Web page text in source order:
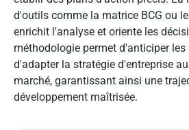
d'outils comme la matrice BCG ou
enrichit l'analyse et oriente les
méthodologie permet d'anticiper
d'adapter la stratégie d'entreprise
marché, garantissant ainsi une
développement maîtrisée.